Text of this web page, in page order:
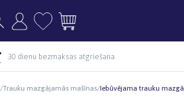
30 dienu bezmaksas atgriešana
/Trauku mazgājamās mašīnas/Iebūvējama trauku